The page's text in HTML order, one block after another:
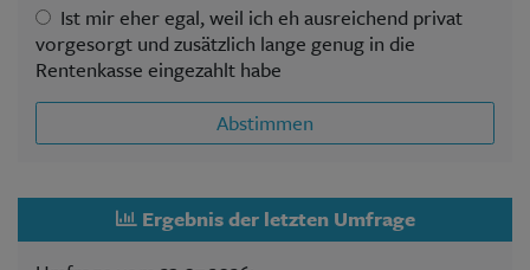
Ist mir eher egal, weil ich eh ausreichend privat
vorgesorgt und zusätzlich lange genug in die
Rentenkasse eingezahlt habe
Abstimmen
Ergebnis der letzten Umfrage